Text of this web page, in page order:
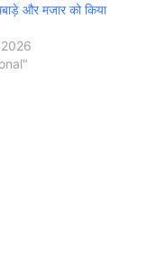
और मजार को किया